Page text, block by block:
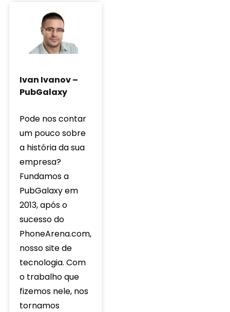
Ivan Ivanov –
PubGalaxy
Pode nos contar
um pouco sobre
a história da sua
empresa?
Fundamos a
PubGalaxy em
2013, após o
sucesso do
PhoneArena.com,
nosso site de
tecnologia. Com
o trabalho que
fizemos nele, nos
tornamos